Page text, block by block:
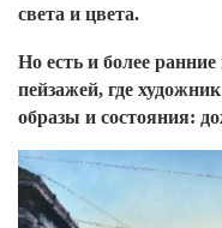
света и цвета.
Но есть и более
пейзажей, где
образы и состояния: